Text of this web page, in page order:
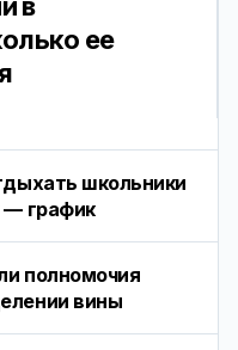
ее
школьники
— график
полномочия
вины